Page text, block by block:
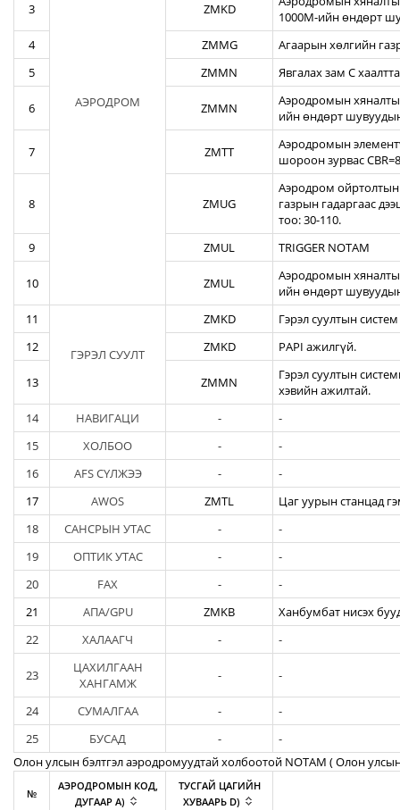
АЭРОДРОМ
3 ZMKD
1000М-ийн өндөрт
4
ZMMG
Агаарын хөлгийн
5
ZMMN Явгалах зам С
6 ZMMN
Аэродромын
ийн өндөрт
7 ZMTT
Аэродромын
шороон зурвас
8 ZMUG
Аэродром ойртолтын
газрын гадаргаас
тоо: 30-110.
9
ZMUL TRIGGER NOTAM
10 ZMUL
Аэродромын
ийн өндөрт
11
ГЭРЭЛ СУУЛТ
ZMKD
Гэрэл суултын
12
ZMKD PAPI ажилгүй.
13 ZMMN
Гэрэл суултын
хэвийн ажилтай.
14
НАВИГАЦИ -
-
15
ХОЛБОО -
-
16
AFS СҮЛЖЭЭ -
-
17
AWOS ZMTL
Цаг уурын станцад
18
САНСРЫН УТАС -
-
19
ОПТИК УТАС -
-
20
FAX -
-
21
АПА/GPU ZMKB
Ханбумбат нисэх
22
ХАЛААГЧ - -
23
ЦАХИЛГААН
ХАНГАМЖ
- -
24 СУМАЛГАА -
-
25
БУСАД -
-
Олон улсын бэлтгэл аэродромуудтай холбоотой NOTAM ( Oлон
№
АЭРОДРОМЫН КОД,
ДУГААР A)
ТУСГАЙ ЦАГИЙН
ХУВААРЬ D)